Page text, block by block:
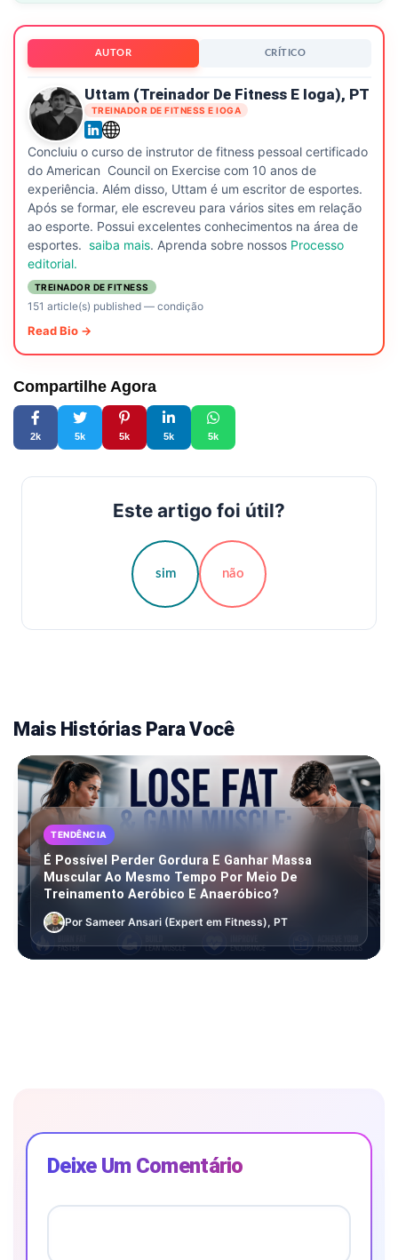
AUTOR CRÍTICO
Uttam (treinador De Fitness E Ioga), PT
TREINADOR DE FITNESS E IOGA
Concluiu o curso de instrutor de fitness pessoal certificado
do American Council on Exercise com 10 anos de
experiência. Além disso, Uttam é um escritor de esportes.
Após se formar, ele escreveu para vários sites em relação
ao esporte. Possui excelentes conhecimentos na área de
esportes. saiba mais. Aprenda sobre nossos Processo
editorial.
TREINADOR DE FITNESS
151 article(s) published— condição
Read Bio →
Compartilhe Agora
2k 5k 5k 5k 5k
Este artigo foi útil?
sim não
Mais Histórias Para Você
TENDÊNCIA
É Possível Perder Gordura E Ganhar Massa
Muscular Ao Mesmo Tempo Por Meio De
Treinamento Aeróbico E Anaeróbico?
Por Sameer Ansari (Expert em Fitness), PT
Deixe Um Comentário